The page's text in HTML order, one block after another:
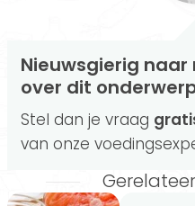
Nieuwsgierig naar meer informatie
over dit
Stel dan je vraag
van onze